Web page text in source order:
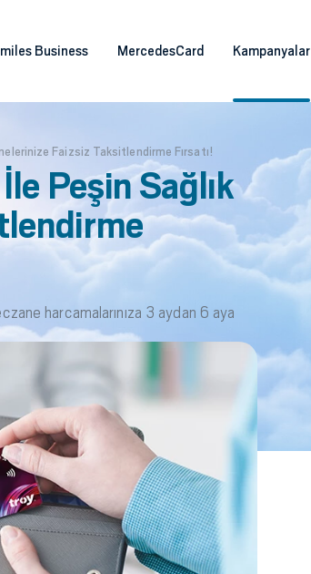
Business MercedesCard Kampanyalar
Faizsiz Taksitlendirme Fırsatı!
Peşin Sağlık
harcamalarınıza 3 aydan 6 aya